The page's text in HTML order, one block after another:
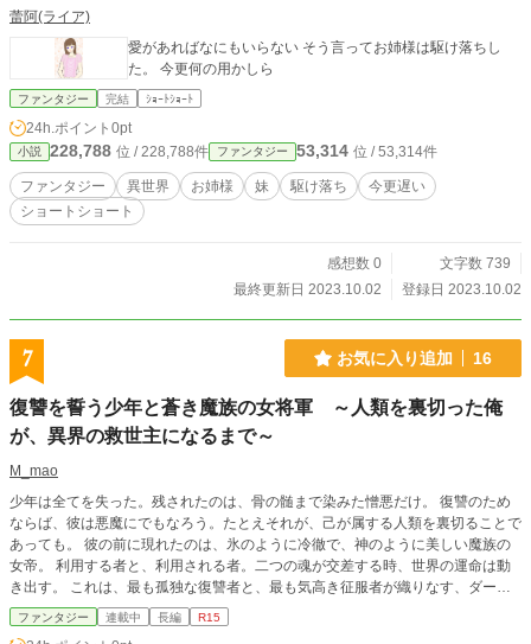
蕾阿(ライア)
愛があればなにもいらない そう言ってお姉様は駆け落ちし
た。 今更何の用かしら
ファンタジー 完結 ｼｮｰﾄｼｮｰﾄ
24h.ポイント 0pt
小説 228,788 位 / 228,788件 ファンタジー 53,314 位 / 53,314件
ファンタジー 異世界 お姉様 妹 駆け落ち
今更遅い
ショートショート
感想数 0
文字数 739
最終更新日 2023.10.02
登録日 2023.10.02
7 お気に入り追加 16
復讐を誓う少年と蒼き魔族の女将軍 ～人類を裏切った俺
が、異界の救世主になるまで～
M_mao
少年は全てを失った。残されたのは、骨の髄まで染みた憎悪だけ。 復讐のため
ならば、彼は悪魔にでもなろう。たとえそれが、己が属する人類を裏切ることで
あっても。 彼の前に現れたのは、氷のように冷徹で、神のように美しい魔族の
女帝。 利用する者と、利用される者。二つの魂が交差する時、世界の運命は動
き出す。 これは、最も孤独な復讐者と、最も気高き征服者が織りなす、ダー
ク・ファンタジー戦記。
ファンタジー 連載中 長編 R15